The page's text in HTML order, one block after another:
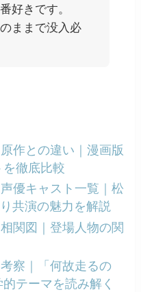
好きです。
ままで没入必
作との違い｜漫画版
を徹底比較
優キャスト一覧｜松
共演の魅力を解説
関図｜登場人物の関
察｜「何故走るの
テーマを読み解く